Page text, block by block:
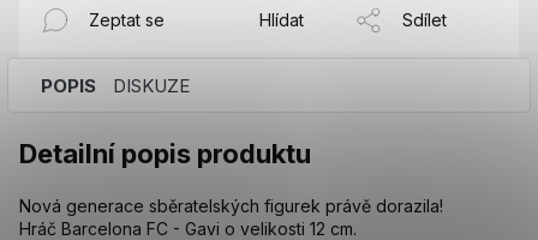
Zeptat se Hlídat Sdílet
POPIS DISKUZE
Detailní popis produktu
Nová generace sběratelských figurek právě dorazila!
Hráč Barcelona FC - Gavi o velikosti 12 cm.